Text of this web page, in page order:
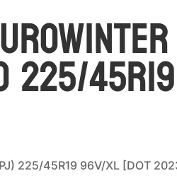
225/45R19
225/45R19 96V/XL [DOT